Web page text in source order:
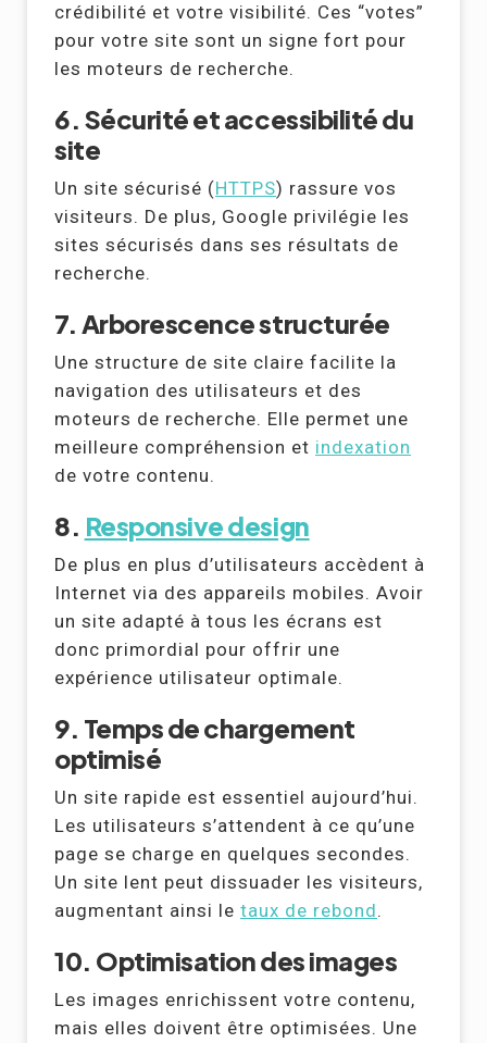
crédibilité et votre visibilité. Ces “votes”
pour votre site sont un signe fort pour
les moteurs de recherche.
6. Sécurité et accessibilité du
site
Un site sécurisé (HTTPS) rassure vos
visiteurs. De plus, Google privilégie les
sites sécurisés dans ses résultats de
recherche.
7. Arborescence structurée
Une structure de site claire facilite la
navigation des utilisateurs et des
moteurs de recherche. Elle permet une
meilleure compréhension et indexation
de votre contenu.
8. Responsive design
De plus en plus d’utilisateurs accèdent à
Internet via des appareils mobiles. Avoir
un site adapté à tous les écrans est
donc primordial pour offrir une
expérience utilisateur optimale.
9. Temps de chargement
optimisé
Un site rapide est essentiel aujourd’hui.
Les utilisateurs s’attendent à ce qu’une
page se charge en quelques secondes.
Un site lent peut dissuader les visiteurs,
augmentant ainsi le taux de rebond.
10. Optimisation des images
Les images enrichissent votre contenu,
mais elles doivent être optimisées. Une